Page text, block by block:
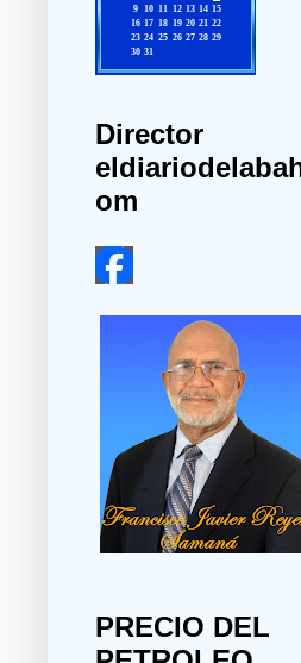
Director
om
PRECIO DEL